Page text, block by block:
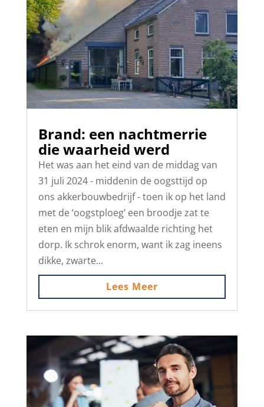
Brand: een nachtmerrie
die waarheid werd
Het was aan het eind van de middag van
31 juli 2024 - middenin de oogsttijd op
ons akkerbouwbedrijf - toen ik op het land
met de ‘oogstploeg’ een broodje zat te
eten en mijn blik afdwaalde richting het
dorp. Ik schrok enorm, want ik zag ineens
dikke, zwarte...
Lees Meer